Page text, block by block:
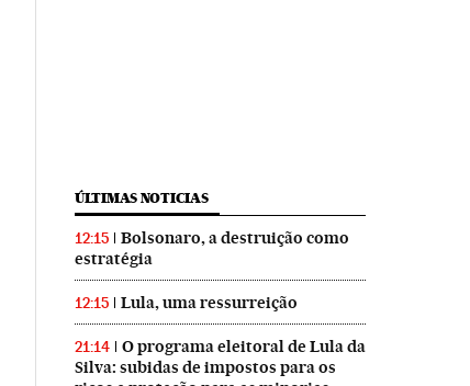
ÚLTIMAS NOTICIAS
12:15
Bolsonaro, a destruição como
estratégia
12:15 Lula, uma ressurreição
21:14
O programa eleitoral de Lula da
Silva: subidas de impostos para os